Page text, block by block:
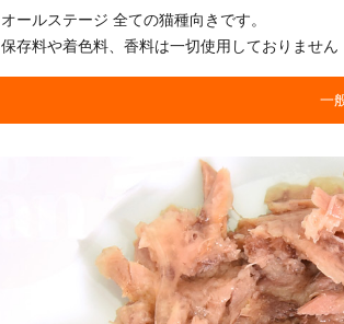
オールステージ 全ての猫種向きです。
保存料や着色料、香料は一切使用しておりません
一